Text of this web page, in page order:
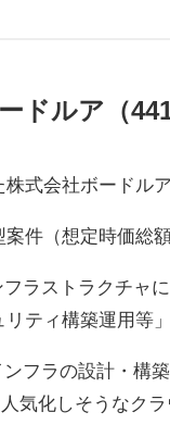
ドルア（
式会社ボードル
件（想定時価総
ラストラクチャ
ティ構築運用等」
フラの設計・構
気化しそうなクラ